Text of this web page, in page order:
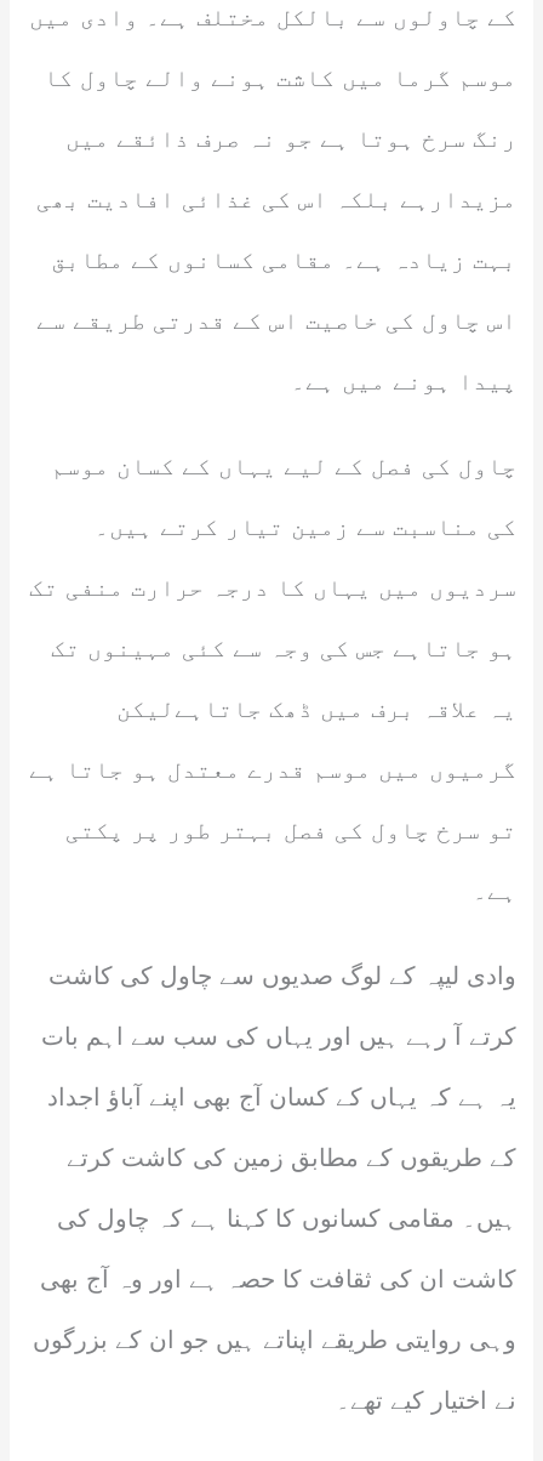
کے چاولوں سے بالکل مختلف ہے۔ وادی میں
موسم گرما میں کاشت ہونے والے چاول کا
رنگ سرخ ہوتا ہے جو نہ صرف ذائقے میں
مزیدارہے بلکہ اس کی غذائی افادیت بھی
بہت زیادہ ہے۔ مقامی کسانوں کے مطابق
اس چاول کی خاصیت اس کے قدرتی طریقے سے
پیدا ہونے میں ہے۔
چاول کی فصل کے لیے یہاں کے کسان موسم
کی مناسبت سے زمین تیار کرتے ہیں۔
سردیوں میں یہاں کا درجہ حرارت منفی تک
ہو جاتاہے جس کی وجہ سے کئی مہینوں تک
یہ علاقہ برف میں ڈھک جاتاہےلیکن
گرمیوں میں موسم قدرے معتدل ہو جاتا ہے
تو سرخ چاول کی فصل بہتر طور پر پکتی
ہے۔
وادی لیپہ کے لوگ صدیوں سے چاول کی کاشت
کرتے آ رہے ہیں اور یہاں کی سب سے اہم بات
یہ ہے کہ یہاں کے کسان آج بھی اپنے آباؤ اجداد
کے طریقوں کے مطابق زمین کی کاشت کرتے
ہیں۔ مقامی کسانوں کا کہنا ہے کہ چاول کی
کاشت ان کی ثقافت کا حصہ ہے اور وہ آج بھی
وہی روایتی طریقے اپناتے ہیں جو ان کے بزرگوں
نے اختیار کیے تھے۔